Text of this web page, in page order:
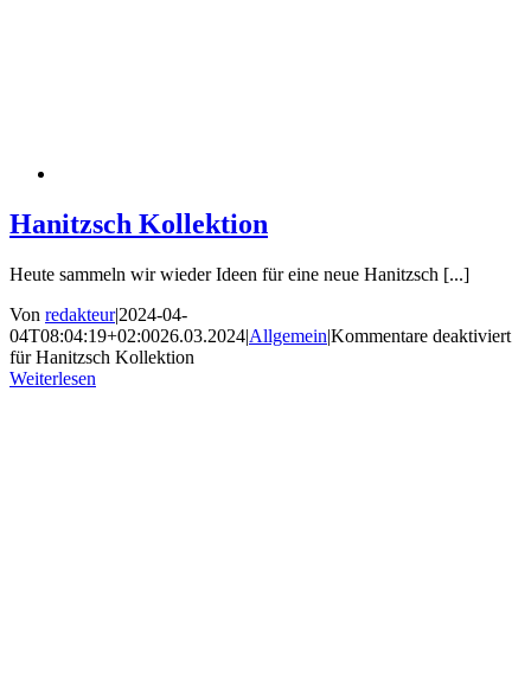
Hanitzsch Kollektion
Heute sammeln wir wieder Ideen für eine neue Hanitzsch [...]
Von redakteur|2024-04-
04T08:04:19+02:0026.03.2024|Allgemein|Kommentare deaktiviert
für Hanitzsch Kollektion
Weiterlesen